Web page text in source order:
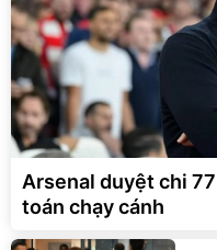
Arsenal duyệt chi
toán chạy cánh